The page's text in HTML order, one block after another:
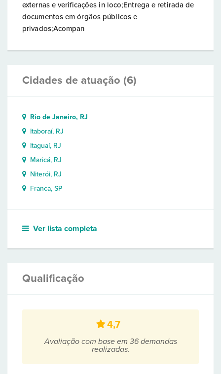
externas e verificações in loco;Entrega e retirada de
documentos em órgãos públicos e
privados;Acompan
Cidades de atuação (6)
Rio de Janeiro, RJ
Itaboraí, RJ
Itaguaí, RJ
Maricá, RJ
Niterói, RJ
Franca, SP
Ver lista completa
Qualificação
4,7
Avaliação com base em 36 demandas
realizadas.